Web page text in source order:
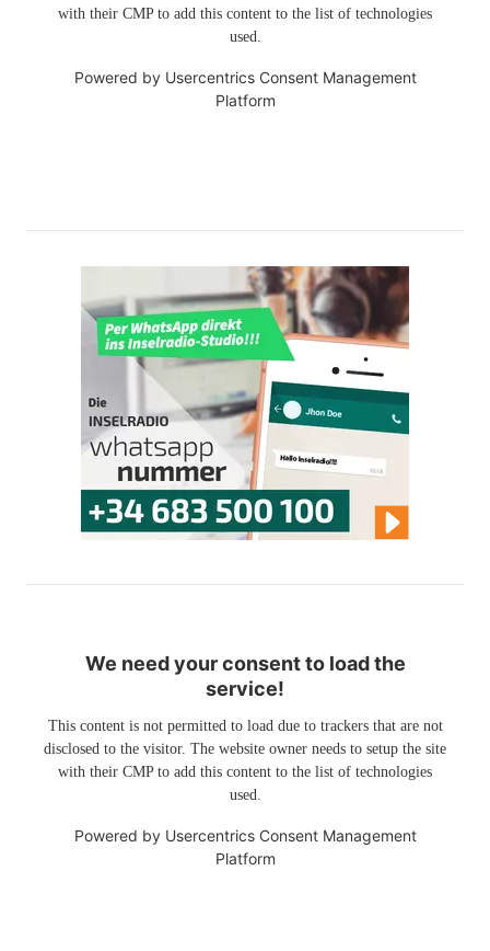
with their CMP to add this content to the list of technologies
used.
Powered by Usercentrics Consent Management
Platform
We need your consent to load the
service!
This content is not permitted to load due to trackers that are not
disclosed to the visitor. The website owner needs to setup the site
with their CMP to add this content to the list of technologies
used.
Powered by Usercentrics Consent Management
Platform